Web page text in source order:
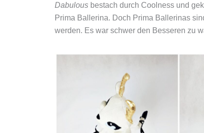
Dabulous bestach durch Coolness und
Prima Ballerina. Doch Prima Ballerinas
werden. Es war schwer den Besseren zu